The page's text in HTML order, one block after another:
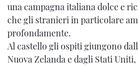
una campagna italiana dolce e
che gli stranieri in particolare
profondamente.
Al castello gli ospiti giungono
Nuova Zelanda e dagli Stati